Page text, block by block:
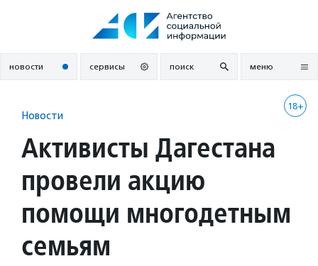
новости сервисы поиск меню
18+
Новости
Активисты Дагестана
провели акцию
помощи многодетным
семьям